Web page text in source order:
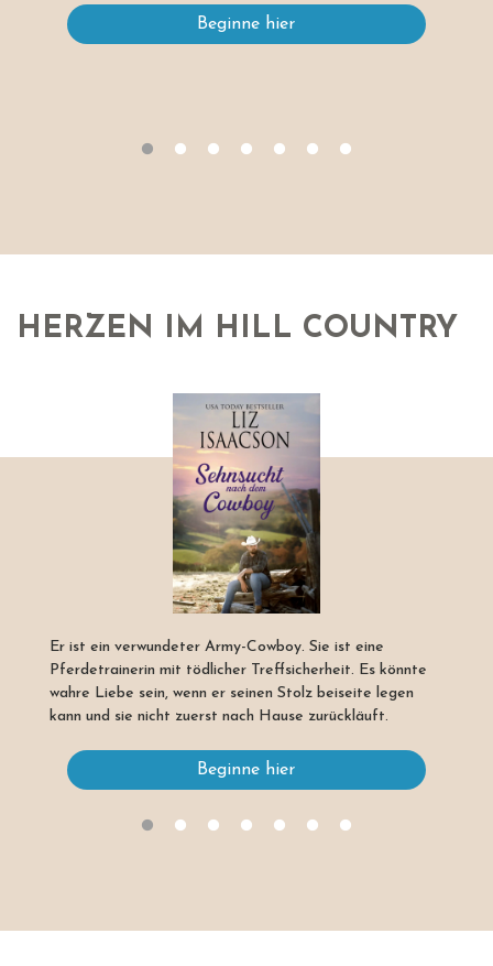
Beginne hier
HERZEN IM HILL COUNTRY
Er ist ein verwundeter Army-Cowboy. Sie ist eine
Pferdetrainerin mit tödlicher Treffsicherheit. Es könnte
wahre Liebe sein, wenn er seinen Stolz beiseite legen
kann und sie nicht zuerst nach Hause zurückläuft.
Beginne hier